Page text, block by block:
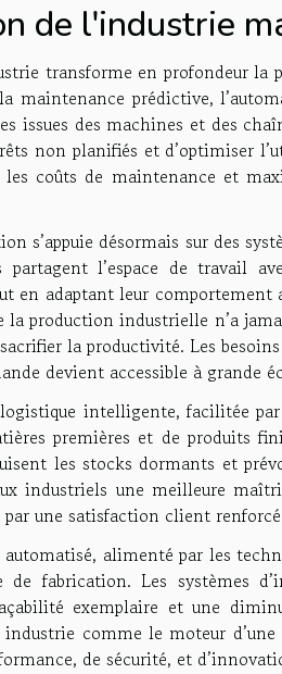
de l'industrie
transforme en profondeur
maintenance prédictive,
issues des machines et des
non planifiés et d’optimiser
coûts de maintenance et
s’appuie désormais sur des
l’espace de travail
en adaptant leur
production industrielle n’a
la productivité. Les
devient accessible à grande
intelligente, facilitée
premières et de produits
les stocks dormants et
industriels une meilleure
par une satisfaction client
alimenté par les
de fabrication. Les systèmes
exemplaire et une
industrie comme le moteur
de sécurité, et